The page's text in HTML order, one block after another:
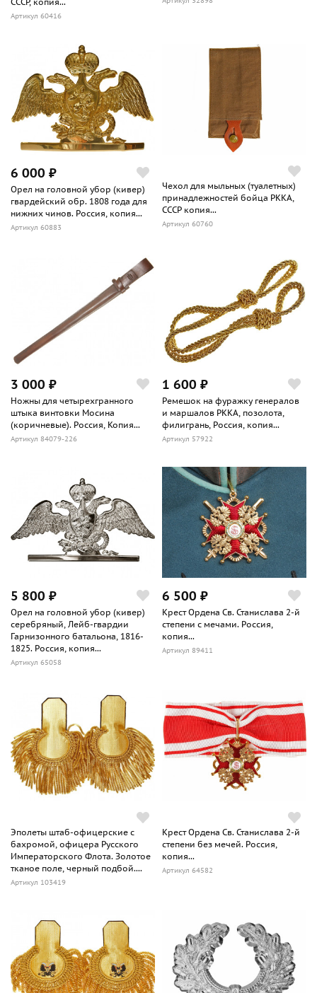
Артикул 60416
6 000 ₽
Орел на головной убор (кивер)
гвардейский обр. 1808 года для
нижних чинов. Россия, копия...
Артикул 60883
Чехол для мыльных (туалетных)
принадлежностей бойца РККА,
СССР копия...
Артикул 60760
3 000 ₽
Ножны для четырехгранного
штыка винтовки Мосина
(коричневые). Россия, Копия...
Артикул 84079-226
1 600 ₽
Ремешок на фуражку генералов
и маршалов РККА, позолота,
филигрань, Россия, копия...
Артикул 57922
5 800 ₽
Орел на головной убор (кивер)
серебряный, Лейб-гвардии
Гарнизонного батальона, 1816-
1825. Россия, копия...
Артикул 65058
6 500 ₽
Крест Ордена Св. Станислава 2-й
степени с мечами. Россия,
копия...
Артикул 89411
Эполеты штаб-офицерские с
бахромой, офицера Русского
Императорского Флота. Золотое
тканое поле, черный подбой....
Артикул 103419
Крест Ордена Св. Станислава 2-й
степени без мечей. Россия,
копия...
Артикул 64582